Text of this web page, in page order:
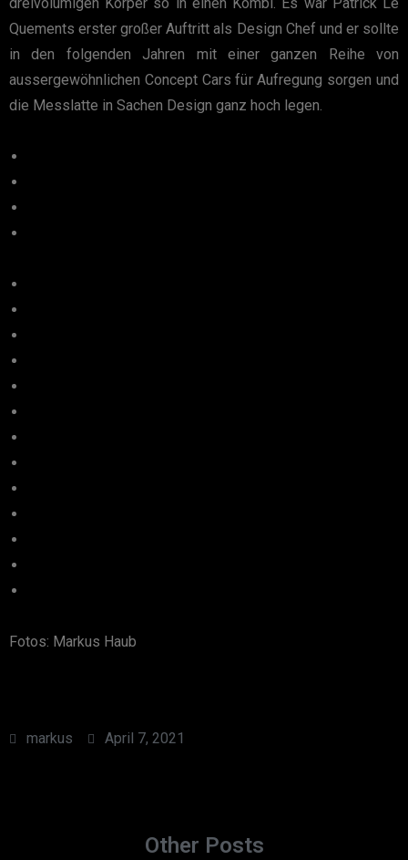
Quements erster großer Auftritt als Design Chef und er sollte
in den folgenden Jahren mit einer ganzen Reihe von
aussergewöhnlichen Concept Cars für Aufregung sorgen und
die Messlatte in Sachen Design ganz hoch legen.
Fotos: Markus Haub
markus April 7, 2021
Other Posts